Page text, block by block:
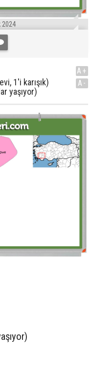
2024
1'i karışık)
yaşıyor)
A+
A-